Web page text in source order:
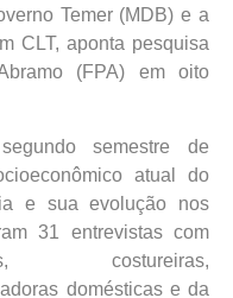
Temer (MDB) e a
CLT, aponta pesquisa
(FPA) em oito
semestre de
atual do
e sua evolução nos
31 entrevistas com
costureiras,
domésticas e da